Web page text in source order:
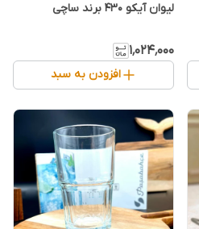
۱٬۰۲۴٬۰۰۰
افزودن به سبد